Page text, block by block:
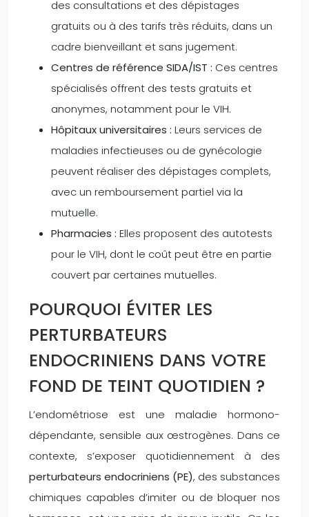
des consultations et des dépistages
gratuits ou à des tarifs très réduits, dans un
cadre bienveillant et sans jugement.
Centres de référence SIDA/IST : Ces centres
spécialisés offrent des tests gratuits et
anonymes, notamment pour le VIH.
Hôpitaux universitaires : Leurs services de
maladies infectieuses ou de gynécologie
peuvent réaliser des dépistages complets,
avec un remboursement partiel via la
mutuelle.
Pharmacies : Elles proposent des autotests
pour le VIH, dont le coût peut être en partie
couvert par certaines mutuelles.
POURQUOI ÉVITER LES
PERTURBATEURS
ENDOCRINIENS DANS VOTRE
FOND DE TEINT QUOTIDIEN ?
L’endométriose est une maladie hormono-
dépendante, sensible aux œstrogènes. Dans ce
contexte, s’exposer quotidiennement à des
perturbateurs endocriniens (PE), des substances
chimiques capables d’imiter ou de bloquer nos